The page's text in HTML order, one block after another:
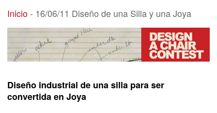
16/06/11 Diseño de una Silla y una Joya
Inicio- 16/06/11 Diseño de una Silla y una Joya
Diseño industrial de una silla para ser
convertida en Joya